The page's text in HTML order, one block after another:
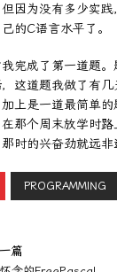
因为没有多少实
的C语言水平了。
完成了第一道题
这道题我做了有
上是一道最简单
那个周末放学时
时的兴奋劲就远非
PROGRAMMING
篇